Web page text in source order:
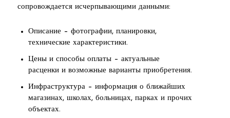
сопровождается исчерпывающими данными:
Описание – фотографии, планировки,
технические характеристики.
Цены и способы оплаты – актуальные
расценки и возможные варианты приобретения.
Инфраструктура – информация о ближайших
магазинах, школах, больницах, парках и прочих
объектах.